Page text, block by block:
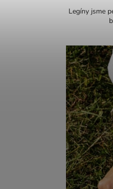
Legíny jsme